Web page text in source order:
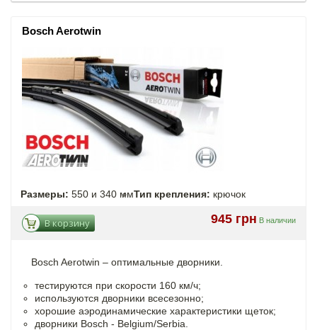
Bosch Aerotwin
Размеры: 550 и 340 ммТип крепления: крючок
945 грн В наличии
В корзину
Bosch Aerotwin – оптимальные дворники.
тестируются при скорости 160 км/ч;
используются дворники всесезонно;
хорошие аэродинамические характеристики щеток;
дворники Bosch - Belgium/Serbia.